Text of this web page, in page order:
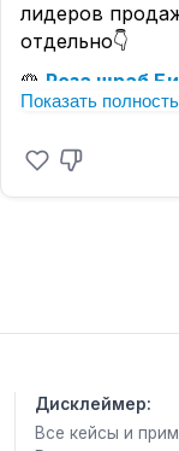
лидеров
отдельно👇
🌹 Роза шраб
(Frydarkeye,
случай, когда
характером.
появляются
любителей
🌹Роза
Показать
Дисклеймер:
Все кейсы и